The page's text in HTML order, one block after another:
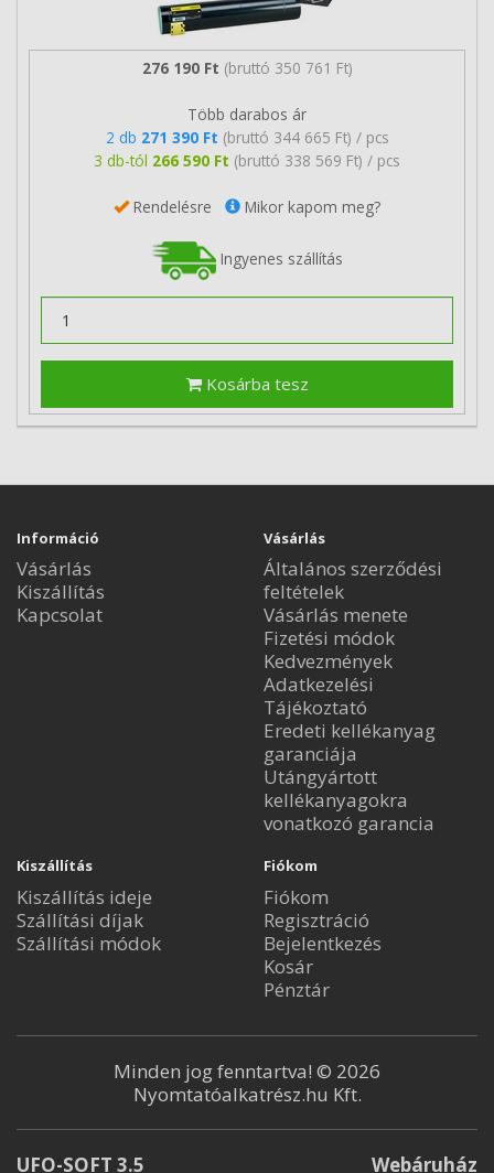
276 190 Ft (bruttó 350 761 Ft)
Több darabos ár
2 db 271 390 Ft (bruttó 344 665 Ft) / pcs
3 db-tól 266 590 Ft (bruttó 338 569 Ft) / pcs
Rendelésre Mikor kapom meg?
Ingyenes szállítás
Kosárba tesz
Információ
Vásárlás
Kiszállítás
Kapcsolat
Vásárlás
Általános szerződési
feltételek
Vásárlás menete
Fizetési módok
Kedvezmények
Adatkezelési
Tájékoztató
Eredeti kellékanyag
garanciája
Utángyártott
kellékanyagokra
vonatkozó garancia
Kiszállítás
Kiszállítás ideje
Szállítási díjak
Szállítási módok
Fiókom
Fiókom
Regisztráció
Bejelentkezés
Kosár
Pénztár
Minden jog fenntartva! © 2026
Nyomtatóalkatrész.hu Kft.
UFO-SOFT 3.5 Webáruház